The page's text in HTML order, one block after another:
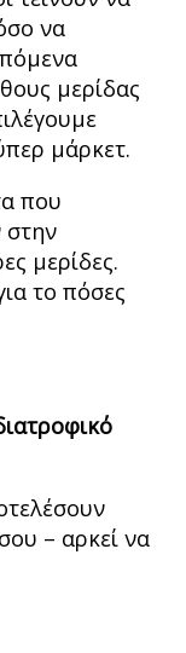
να
μερίδας
μάρκετ.
που
στην
μερίδες.
το πόσες
– αρκεί να